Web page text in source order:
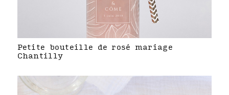
Petite bouteille de rosé mariage
Chantilly